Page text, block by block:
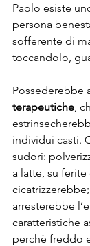
Paolo esiste
persona
sofferente di
toccandolo,
Possederebbe
terapeutiche,
individui casti.
sudori:
a latte, su
arresterebbe
caratteristiche
perchè freddo